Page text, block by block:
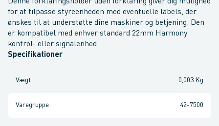
for at tilpasse styreenheden med eventuelle labels, der
ønskes til at understøtte dine maskiner og betjening. Den
er kompatibel med enhver standard 22mm Harmony
kontrol- eller signalenhed.
Specifikationer
Vægt: 0,003 Kg
Varegruppe: 42-7500